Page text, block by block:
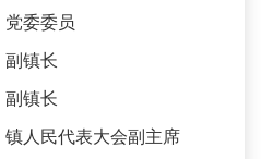
委委员
镇长
镇长
人民代表大会副主席